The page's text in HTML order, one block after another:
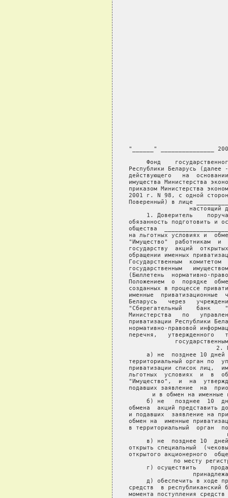
"______"
Фонд
Республики Беларусь (далее
действующего   на
имущества Министерства
приказом Министерства
2001 г. N 98, с одной
Поверенный) в лице
настоящий
1. Доверитель
обязанность подготовить и
общества
на льготных условиях и
"Имущество"  работникам  и
государству  акций
обращении именных
Государственным
государственным
(Бюллетень  нормативно-
Положением  о  порядке
созданных в процессе
именные  приватизационные
Беларусь   через
"Сберегательный    банк
Министерства   по
приватизации Республики
нормативно-правовой
перечня,   утвержденного
2.
а) не  позднее 10
территориальный орган по
приватизации список лиц,
льготных  условиях  и  в
"Имущество",  и  на
подавших заявление  на
и в обмен на именные
б) не   позднее  10
обмена  акций представить
и подавших  заявление на
обмен на  именные
в территориальный  орган
в) не  позднее 10
открыть специальный
открытого акционерного
по месту
г) осуществить
д) обеспечить в ходе
средств  в
момента поступления